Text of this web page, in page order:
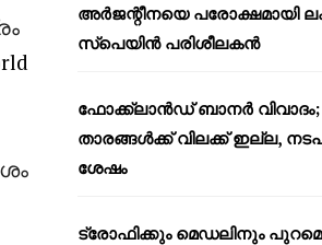
അർജന്റീനയെ പരോക്ഷമായി
സ്പെയിൻ പരിശീലകൻ
ഫോക്ക്‌ലാൻഡ് ബാനർ വിവാദം;
താരങ്ങൾക്ക് വിലക്ക് ഇല്ല,
ശേഷം
ട്രോഫിക്കും മെഡലിനും